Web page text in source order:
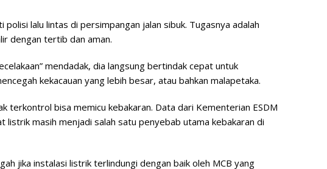
polisi lalu lintas di persimpangan jalan sibuk. Tugasnya adalah
dengan tertib dan aman.
mendadak, dia langsung bertindak cepat untuk
kekacauan yang lebih besar, atau bahkan malapetaka.
terkontrol bisa memicu kebakaran. Data dari Kementerian ESDM
listrik masih menjadi salah satu penyebab utama kebakaran di
jika instalasi listrik terlindungi dengan baik oleh MCB yang